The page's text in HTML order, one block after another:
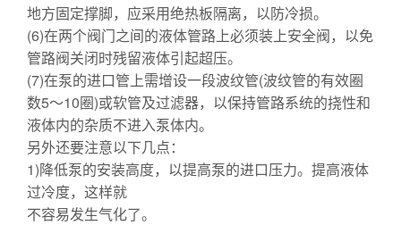
地方固定撑脚，应采用绝热板隔离，以防冷损。
(6)在两个阀门之间的液体管路上必须装上安全阀，以免
管路阀关闭时残留液体引起超压。
(7)在泵的进口管上需增设一段波纹管(波纹管的有效圈
数5～10圈)或软管及过滤器，以保持管路系统的挠性和
液体内的杂质不进入泵体内。
另外还要注意以下几点：
1)降低泵的安装高度，以提高泵的进口压力。提高液体
过冷度，这样就
不容易发生气化了。